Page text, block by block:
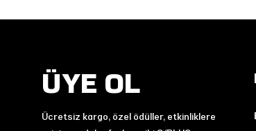
ÜYE OL
Ücretsiz kargo, özel ödüller, etkinliklere